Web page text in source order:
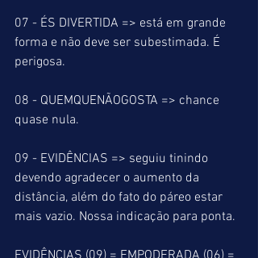
07 - ÉS DIVERTIDA => está em grande
forma e não deve ser subestimada. É
perigosa.
08 - QUEMQUENÃOGOSTA => chance
quase nula.
09 - EVIDÊNCIAS => seguiu tinindo
devendo agradecer o aumento da
distância, além do fato do páreo estar
mais vazio. Nossa indicação para ponta.